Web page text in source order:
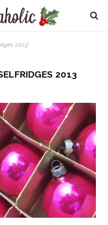
2013"
2013